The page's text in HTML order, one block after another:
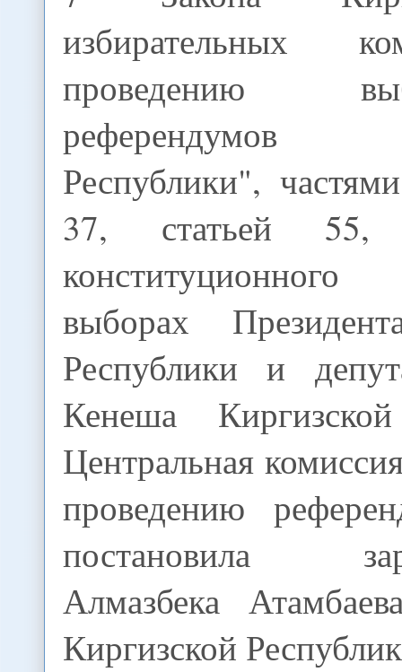
избирательных
проведению
референдумов
Республики",
37, статьей 55,
выборах
Республики и
Кенеша
Центральная
проведению
постановила
Алмазбека
Киргизской